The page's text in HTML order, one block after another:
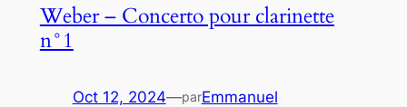
Weber – Concerto pour clarinette
n°1
Oct 12, 2024—parEmmanuel